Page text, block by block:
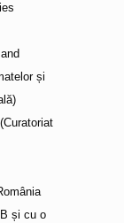
și
și cu o